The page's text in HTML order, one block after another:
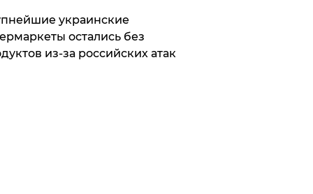
украинские
остались без
из-за российских атак